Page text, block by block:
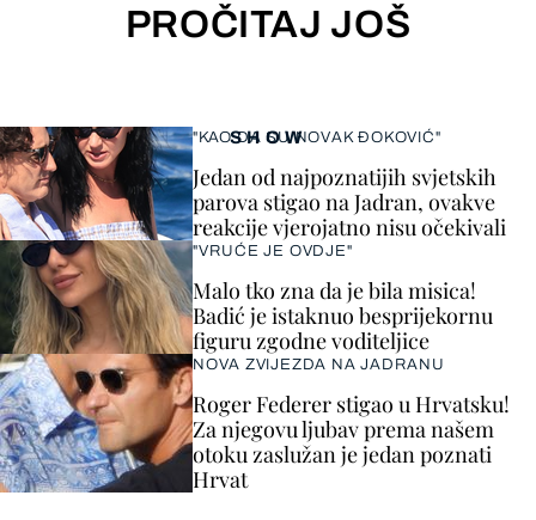
PROČITAJ JOŠ
SHOW
"KAO DA SU NOVAK ĐOKOVIĆ"
Jedan od najpoznatijih svjetskih
parova stigao na Jadran, ovakve
reakcije vjerojatno nisu očekivali
"VRUĆE JE OVDJE"
Malo tko zna da je bila misica!
Badić je istaknuo besprijekornu
figuru zgodne voditeljice
NOVA ZVIJEZDA NA JADRANU
Roger Federer stigao u Hrvatsku!
Za njegovu ljubav prema našem
otoku zaslužan je jedan poznati
Hrvat